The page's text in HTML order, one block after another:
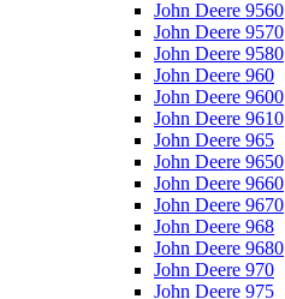
John Deere 9560
John Deere 9570
John Deere 9580
John Deere 960
John Deere 9600
John Deere 9610
John Deere 965
John Deere 9650
John Deere 9660
John Deere 9670
John Deere 968
John Deere 9680
John Deere 970
John Deere 975